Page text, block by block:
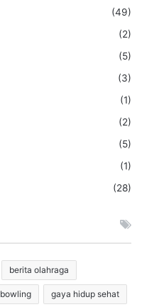
(49)
(2)
(5)
(3)
(1)
(2)
(5)
(1)
(28)
berita olahraga
bowling gaya hidup sehat